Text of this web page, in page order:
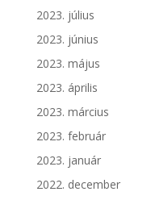
2023. július
2023. június
2023. május
2023. április
2023. március
2023. február
2023. január
2022. december